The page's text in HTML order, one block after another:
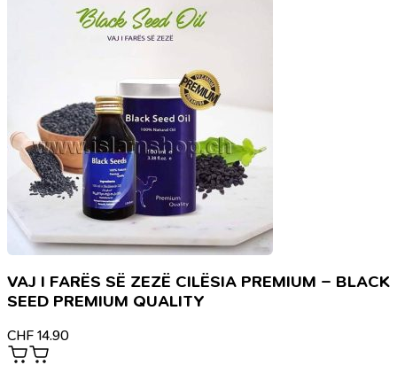
VAJ I FARËS SË ZEZË CILËSIA PREMIUM – BLACK
SEED PREMIUM QUALITY
CHF 14.90